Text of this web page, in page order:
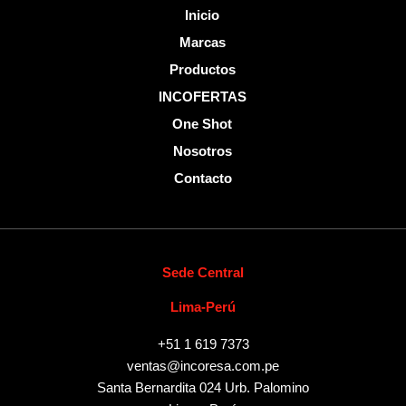
Inicio
Marcas
Productos
INCOFERTAS
One Shot
Nosotros
Contacto
Sede Central
Lima-Perú
+51 1 619 7373
ventas@incoresa.com.pe
Santa Bernardita 024 Urb. Palomino